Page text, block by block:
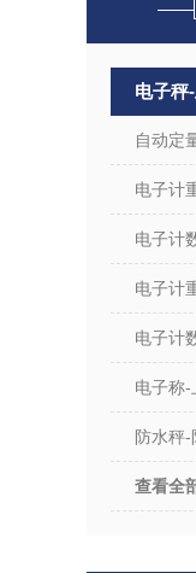
电子秤
自动定
电子计
电子计
电子计
电子计
电子称-
防水秤
查看全